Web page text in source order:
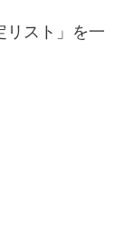
リスト」を一